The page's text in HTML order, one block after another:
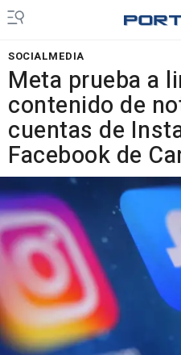
SOCIALMEDIA
Meta prueba a
contenido de
cuentas de
Facebook de